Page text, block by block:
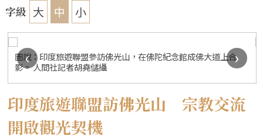
字級 大 中 小
圖說：印度旅遊聯盟參訪佛光山，在佛陀紀念館成佛大道上合
影。 人間社記者胡堯儲攝
‹ ›
印度旅遊聯盟訪佛光山 宗教交流
開啟觀光契機